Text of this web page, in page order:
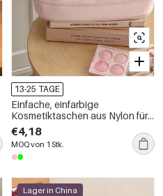
13-25 TAGE
Einfache, einfarbige
Kosmetiktaschen aus Nylon für
Damen
€4,18
MOQ von 1 Stk.
Lager in China